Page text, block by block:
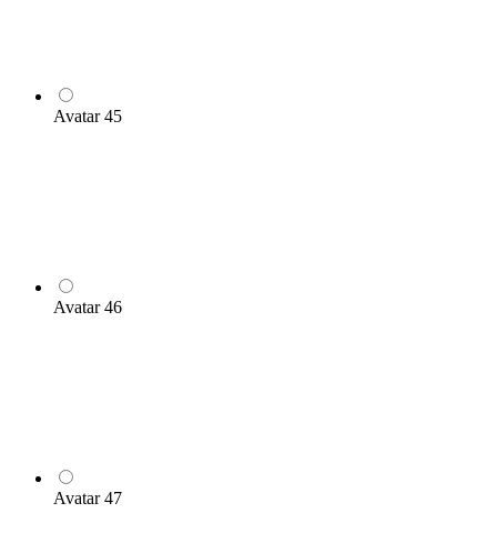
Avatar 45
Avatar 46
Avatar 47